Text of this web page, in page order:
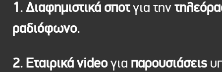
1. Διαφημιστικά σποτγια την
ραδιόφωνο.
2. Εταιρικά videoγια παρουσιάσεις